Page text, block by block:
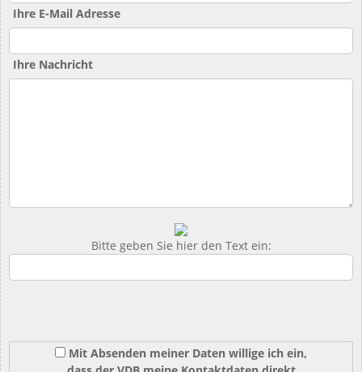
Ihre E-Mail Adresse
Ihre Nachricht
Bitte geben Sie hier den Text ein:
Mit Absenden meiner Daten willige ich ein,